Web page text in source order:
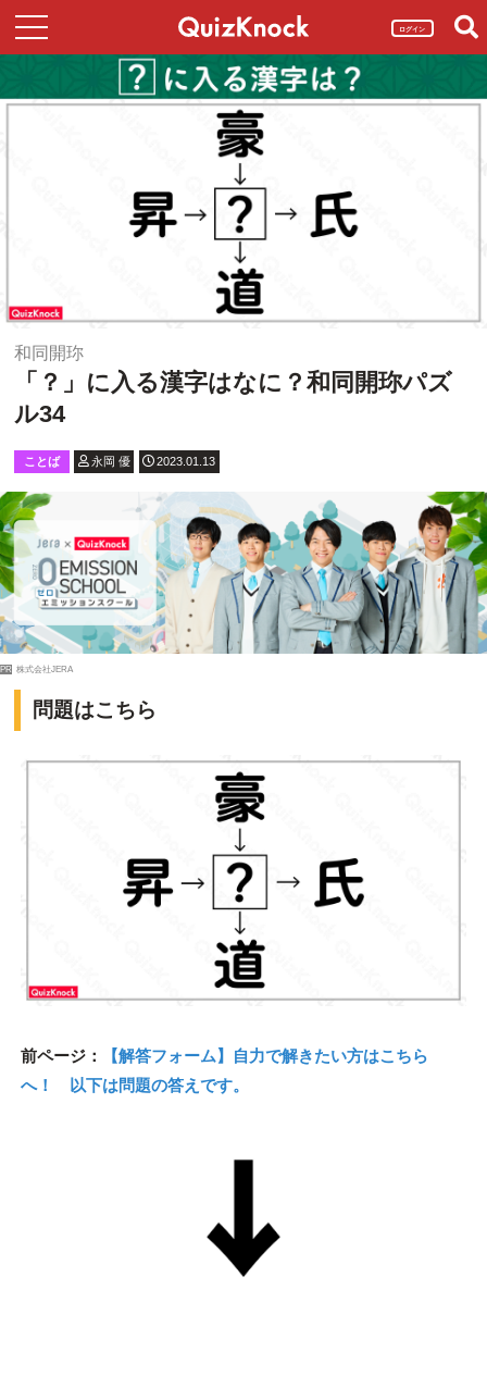
ログイン
和同開珎
「？」に入る漢字はなに？和同開珎パズ
ル34
ことば 永岡 優 2023.01.13
PR 株式会社JERA
問題はこちら
前ページ：
【解答フォーム】自力で解きたい方はこちら
へ！ 以下は問題の答えです。